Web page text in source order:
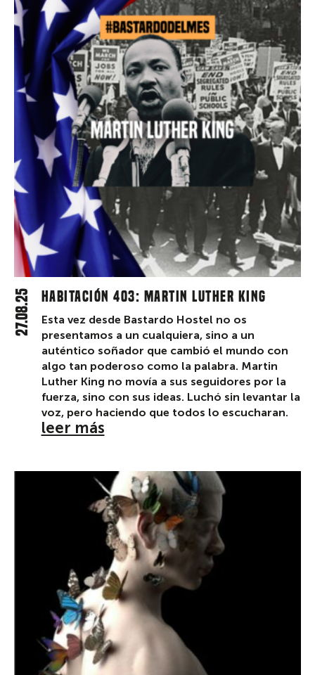
Habitación 403: Martin Luther King
27.08.25
Esta vez desde Bastardo Hostel no os
presentamos a un cualquiera, sino a un
auténtico soñador que cambió el mundo con
algo tan poderoso como la palabra. Martin
Luther King no movía a sus seguidores por la
fuerza, sino con sus ideas. Luchó sin levantar la
voz, pero haciendo que todos lo escucharan.
leer más